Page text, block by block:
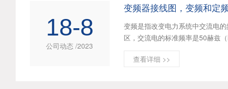
18-8
公司动态 /2023
变频器接线图，变频和定
变频是指改变电力系统中交流电
区，交流电的标准频率是50赫兹
查看详细 >>